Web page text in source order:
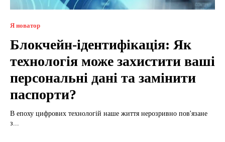
Я новатор
Блокчейн-ідентифікація: Як
технологія може захистити ваші
персональні дані та замінити
паспорти?
В епоху цифрових технологій наше життя нерозривно пов'язане
з...